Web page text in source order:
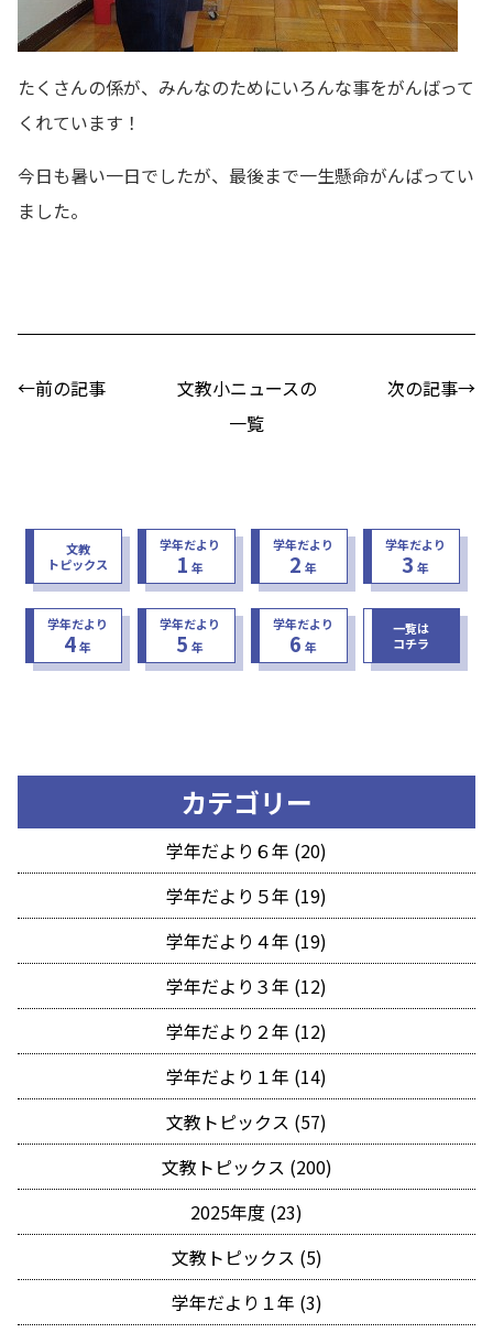
たくさんの係が、みんなのためにいろんな事をがんばって
くれています！
今日も暑い一日でしたが、最後まで一生懸命がんばってい
ました。
←前の記事
文教小ニュースの
一覧
次の記事→
文教
トピックス
学年だより
1 年
学年だより
2 年
学年だより
3 年
学年だより
4年
学年だより
5 年
学年だより
6 年
一覧は
コチラ
カテゴリー
学年だより６年 (20)
学年だより５年 (19)
学年だより４年 (19)
学年だより３年 (12)
学年だより２年 (12)
学年だより１年 (14)
文教トピックス (57)
文教トピックス (200)
2025年度 (23)
文教トピックス (5)
学年だより１年 (3)